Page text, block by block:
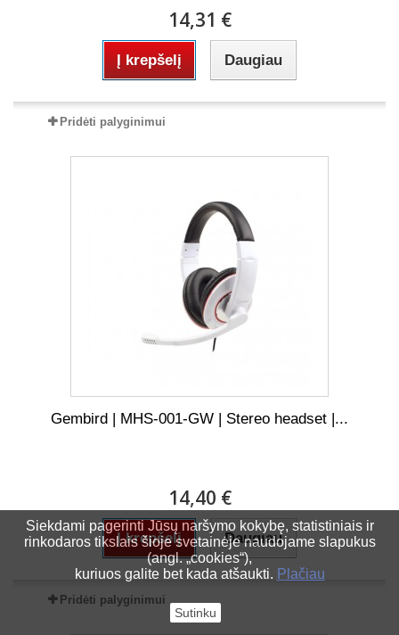
Siekdami pagerinti Jūsų naršymo kokybę, statistiniais ir
rinkodaros tikslais šioje svetainėje naudojame slapukus
(angl. „cookies“),
kuriuos galite bet kada atšaukti. Plačiau
Sutinku
14,31 €
Į krepšelį Daugiau
Pridėti palyginimui
Gembird | MHS-001-GW | Stereo headset |...
14,40 €
Į krepšelį Daugiau
Pridėti palyginimui